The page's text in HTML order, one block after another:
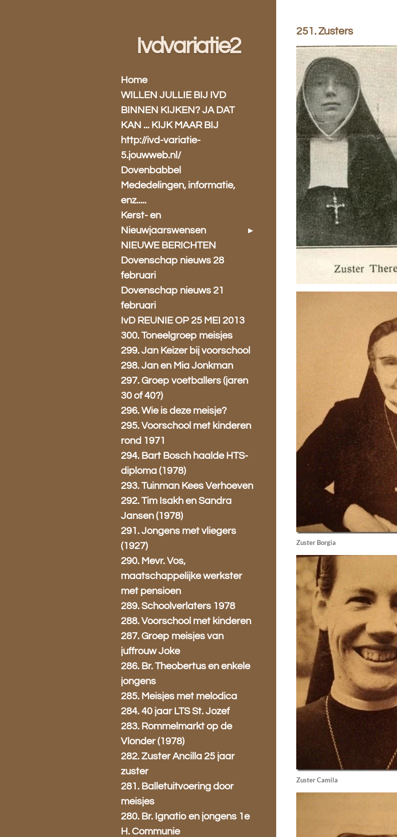
251. Zusters
Zuster Borgia
Zuster Camila
Ivdvariatie2
Home
WILLEN JULLIE BIJ IVD
BINNEN KIJKEN? JA DAT
KAN ... KIJK MAAR BIJ
http://ivd-variatie-
5.jouwweb.nl/
Dovenbabbel
Mededelingen, informatie,
enz.....
Kerst- en
Nieuwjaarswensen
NIEUWE BERICHTEN
Dovenschap nieuws 28
februari
Dovenschap nieuws 21
februari
IvD REUNIE OP 25 MEI 2013
300. Toneelgroep meisjes
299. Jan Keizer bij voorschool
298. Jan en Mia Jonkman
297. Groep voetballers (jaren
30 of 40?)
296. Wie is deze meisje?
295. Voorschool met kinderen
rond 1971
294. Bart Bosch haalde HTS-
diploma (1978)
293. Tuinman Kees Verhoeven
292. Tim Isakh en Sandra
Jansen (1978)
291. Jongens met vliegers
(1927)
290. Mevr. Vos,
maatschappelijke werkster
met pensioen
289. Schoolverlaters 1978
288. Voorschool met kinderen
287. Groep meisjes van
juffrouw Joke
286. Br. Theobertus en enkele
jongens
285. Meisjes met melodica
284. 40 jaar LTS St. Jozef
283. Rommelmarkt op de
Vlonder (1978)
282. Zuster Ancilla 25 jaar
zuster
281. Balletuitvoering door
meisjes
280. Br. Ignatio en jongens 1e
H. Communie